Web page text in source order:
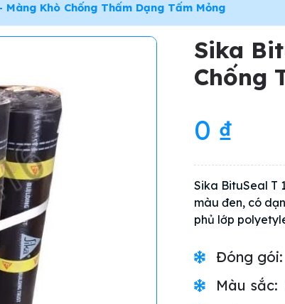
Khò Chống Thấm Dạng Tấm Mỏng
Sika
Chống
0 ₫
Sika BituSeal T
màu đen, có
phủ lớp
Đóng gói:
Màu sắc: